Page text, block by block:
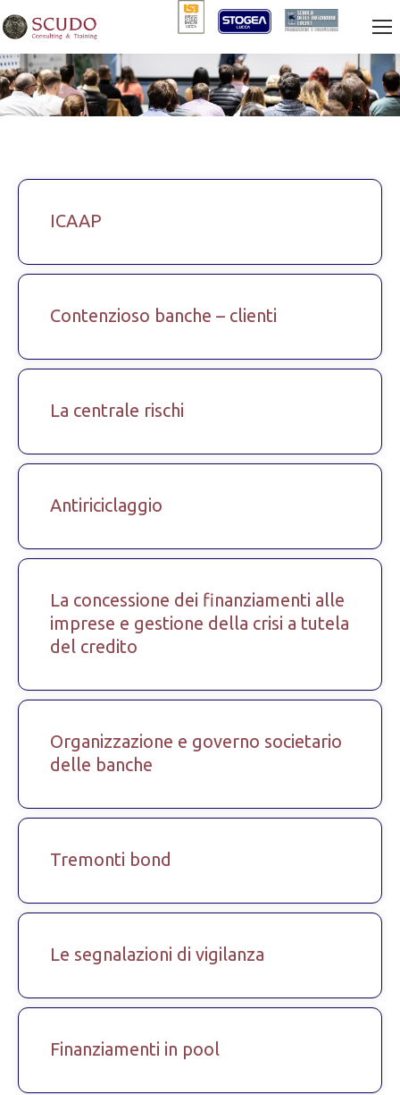
ICAAP
Contenzioso banche – clienti
La centrale rischi
Antiriciclaggio
La concessione dei finanziamenti alle
imprese e gestione della crisi a tutela
del credito
Organizzazione e governo societario
delle banche
Tremonti bond
Le segnalazioni di vigilanza
Finanziamenti in pool